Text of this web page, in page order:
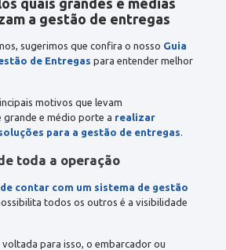
a gestão de entregas
sugerimos que confira o nosso Guia
de Entregas para entender melhor
motivos que levam
grande e médio porte a realizar
para a gestão de entregas
toda a operação
contar com um sistema de gestão
todos os outros é a visibilidade
para isso, o embarcador ou